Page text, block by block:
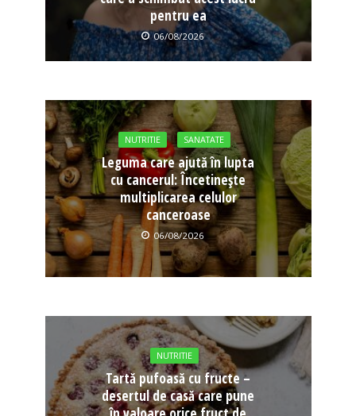
pentru ea
06/08/2026
NUTRITIE SANATATE
Leguma care ajută în lupta
cu cancerul: Încetinește
multiplicarea celulor
canceroase
06/08/2026
NUTRITIE
Tartă pufoasă cu fructe –
desertul de casă care pune